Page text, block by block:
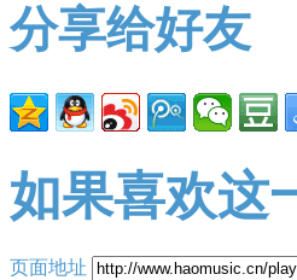
分享给好友
如果喜欢这
页面地址